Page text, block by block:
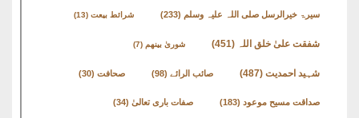
سیرۃ خیرالرسل صلی اللہ علیہ وسلم (233) شرائط بیعت (13)
شفقت علیٰ خلق اللہ (451) شوریٰ بینھم (7)
شہید احمدیت (487) صائب الرائے (98) صحافت (30)
صداقت مسیح موعود (183) صفات باری تعالیٰ (34)